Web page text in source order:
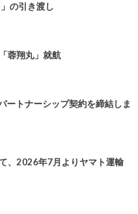
の引き渡し
蓉翔丸」就航
ートナーシップ契約を締結しま
、2026年7月よりヤマト運輸